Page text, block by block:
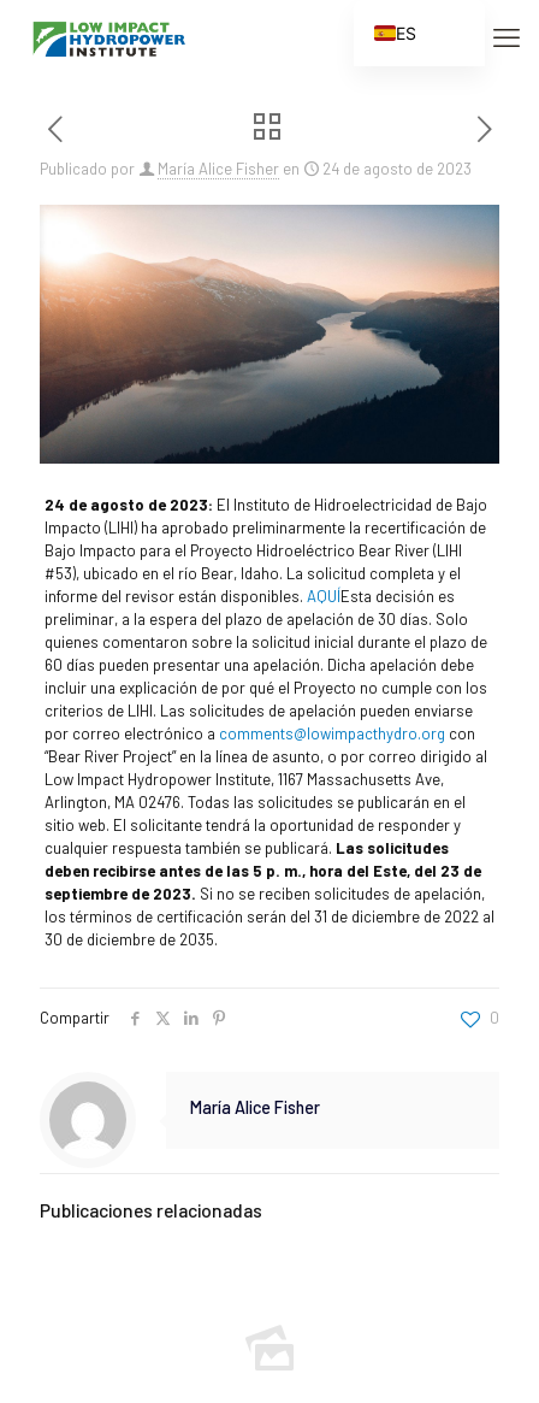
Publicado por María Alice Fisher en 24 de agosto de 2023
24 de agosto de 2023: El Instituto de Hidroelectricidad de Bajo
Impacto (LIHI) ha aprobado preliminarmente la recertificación de
Bajo Impacto para el Proyecto Hidroeléctrico Bear River (LIHI
#53), ubicado en el río Bear, Idaho. La solicitud completa y el
informe del revisor están disponibles. AQUÍEsta decisión es
preliminar, a la espera del plazo de apelación de 30 días. Solo
quienes comentaron sobre la solicitud inicial durante el plazo de
60 días pueden presentar una apelación. Dicha apelación debe
incluir una explicación de por qué el Proyecto no cumple con los
criterios de LIHI. Las solicitudes de apelación pueden enviarse
por correo electrónico a comments@lowimpacthydro.org con
“Bear River Project” en la línea de asunto, o por correo dirigido al
Low Impact Hydropower Institute, 1167 Massachusetts Ave,
Arlington, MA 02476. Todas las solicitudes se publicarán en el
sitio web. El solicitante tendrá la oportunidad de responder y
cualquier respuesta también se publicará. Las solicitudes
deben recibirse antes de las 5 p. m., hora del Este, del 23 de
septiembre de 2023. Si no se reciben solicitudes de apelación,
los términos de certificación serán del 31 de diciembre de 2022 al
30 de diciembre de 2035.
Compartir 0
María Alice Fisher
Publicaciones relacionadas
ES